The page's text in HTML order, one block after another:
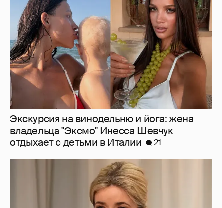
Экскурсия на винодельню и йога: жена
владельца "Эксмо" Инесса Шевчук
отдыхает с детьми в Италии
21